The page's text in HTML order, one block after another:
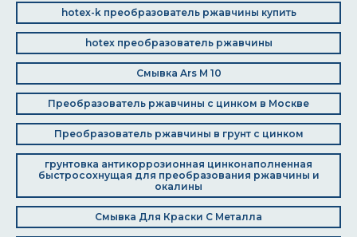
hotex-k преобразователь ржавчины купить
hotex преобразователь ржавчины
Смывка Ars M 10
Преобразователь ржавчины с цинком в Москве
Преобразователь ржавчины в грунт с цинком
грунтовка антикоррозионная цинконаполненная
быстросохнущая для преобразования ржавчины и
окалины
Смывка Для Краски С Металла